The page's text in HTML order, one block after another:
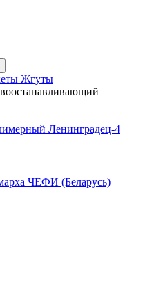
Жгуты
Ленинградец-4
ЧЕФИ (Беларусь)